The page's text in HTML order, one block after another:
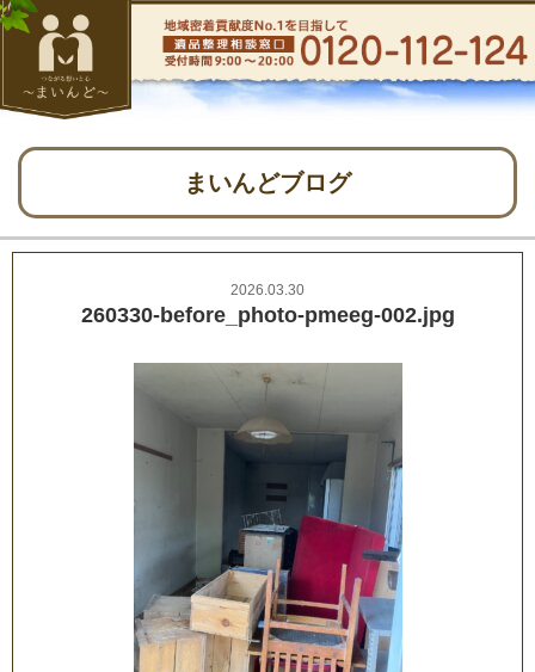
まいんどブログ
2026.03.30
260330-before_photo-pmeeg-002.jpg